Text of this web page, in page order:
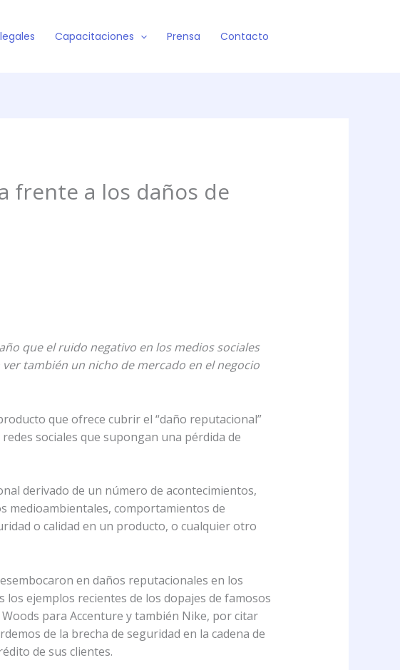
Capacitaciones Prensa Contacto
frente a los daños de
que el ruido negativo en los medios sociales
también un nicho de mercado en el negocio
que ofrece cubrir el “daño reputacional”
sociales que supongan una pérdida de
derivado de un número de acontecimientos,
medioambientales, comportamientos de
o calidad en un producto, o cualquier otro
en daños reputacionales en los
ejemplos recientes de los dopajes de famosos
para Accenture y también Nike, por citar
de la brecha de seguridad en la cadena de
de sus clientes.